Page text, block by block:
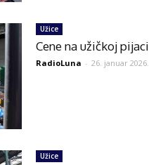
Užice
Cene na užičkoj pijaci
RadioLuna - 26. januar 2026.
Užice